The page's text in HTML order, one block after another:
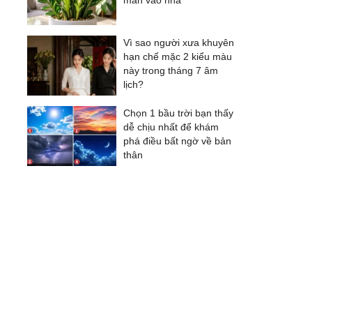
Vì sao người xưa khuyên
hạn chế mặc 2 kiểu màu
này trong tháng 7 âm
lịch?
Chọn 1 bầu trời bạn thấy
dễ chịu nhất để khám
phá điều bất ngờ về bản
thân